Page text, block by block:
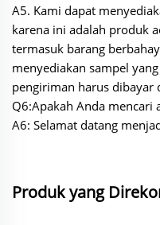
A5. Kami dapat
karena ini adalah produk
termasuk barang
menyediakan sampel
pengiriman harus dibayar
Q6:Apakah Anda mencari
A6: Selamat datang
Produk yang